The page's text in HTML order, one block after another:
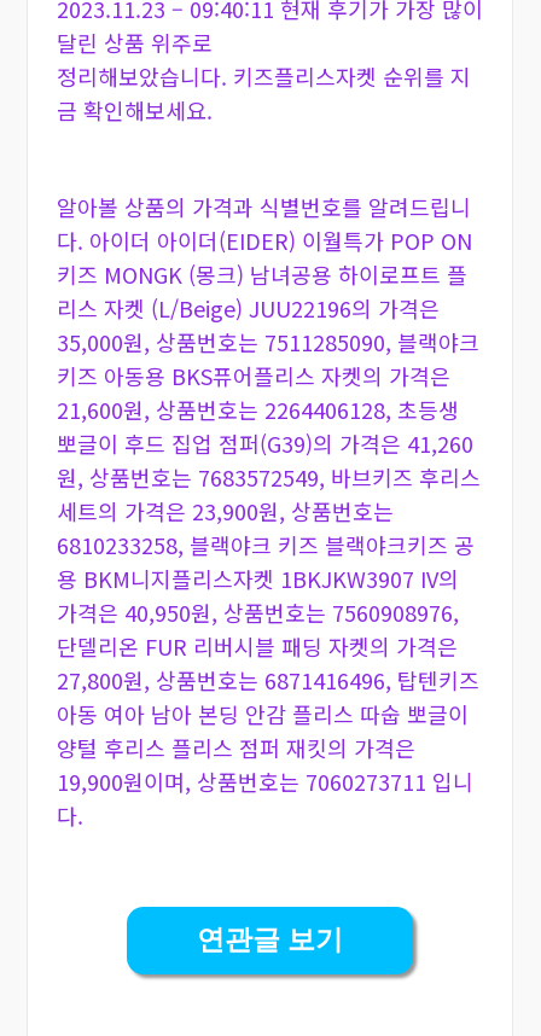
2023.11.23 – 09:40:11 현재 후기가 가장 많이
달린 상품 위주로
정리해보았습니다. 키즈플리스자켓 순위를 지
금 확인해보세요.
알아볼 상품의 가격과 식별번호를 알려드립니
다. 아이더 아이더(EIDER) 이월특가 POP ON
키즈 MONGK (몽크) 남녀공용 하이로프트 플
리스 자켓 (L/Beige) JUU22196의 가격은
35,000원, 상품번호는 7511285090, 블랙야크
키즈 아동용 BKS퓨어플리스 자켓의 가격은
21,600원, 상품번호는 2264406128, 초등생
뽀글이 후드 집업 점퍼(G39)의 가격은 41,260
원, 상품번호는 7683572549, 바브키즈 후리스
세트의 가격은 23,900원, 상품번호는
6810233258, 블랙야크 키즈 블랙야크키즈 공
용 BKM니지플리스자켓 1BKJKW3907 IV의
가격은 40,950원, 상품번호는 7560908976,
단델리온 FUR 리버시블 패딩 자켓의 가격은
27,800원, 상품번호는 6871416496, 탑텐키즈
아동 여아 남아 본딩 안감 플리스 따숩 뽀글이
양털 후리스 플리스 점퍼 재킷의 가격은
19,900원이며, 상품번호는 7060273711 입니
다.
연관글 보기